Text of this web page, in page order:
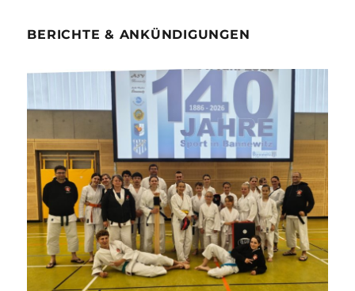
BERICHTE & ANKÜNDIGUNGEN